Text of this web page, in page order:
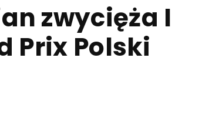
wersja
zwycięża I
Prix Polski